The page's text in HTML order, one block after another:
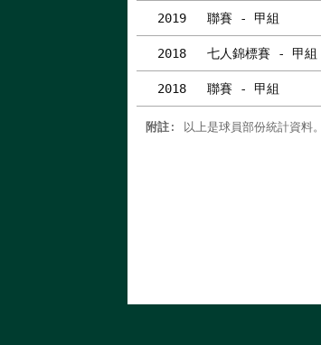
2019 聯賽 - 甲組
2018 七人錦標賽 - 甲組
2018 聯賽 - 甲組
附註 : 以上是球員部份統計資料。